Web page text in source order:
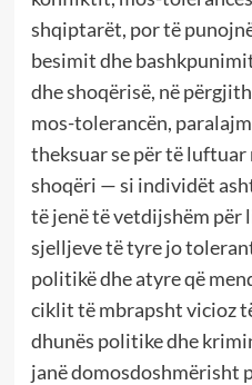
shqiptarët, por të
besimit dhe
dhe shoqërisë, në
mos-tolerancën,
theksuar se për të
shoqëri — si individët
të jenë të vetdijshëm për
sjelljeve të tyre jo
politikë dhe atyre që
ciklit të mbrapsht vicioz
dhunës politike dhe
janë domosdoshmërisht